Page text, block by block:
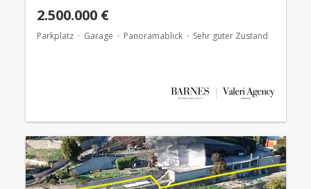
2.500.000 €
Parkplatz Garage Panoramablick Sehr guter Zustand